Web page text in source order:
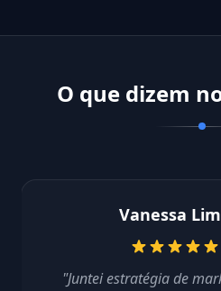
O que dizem
Vanessa
"Juntei estratégia de